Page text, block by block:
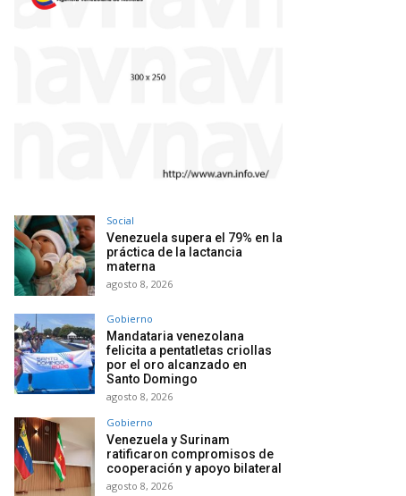
Social
Venezuela supera el 79% en la
práctica de la lactancia
materna
agosto 8, 2026
Gobierno
Mandataria venezolana
felicita a pentatletas criollas
por el oro alcanzado en
Santo Domingo
agosto 8, 2026
Gobierno
Venezuela y Surinam
ratificaron compromisos de
cooperación y apoyo bilateral
agosto 8, 2026